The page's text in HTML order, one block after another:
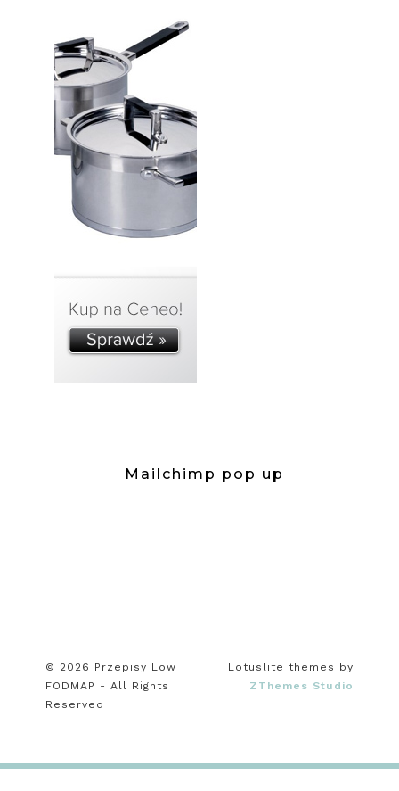
Mailchimp pop up
© 2026 Przepisy Low
FODMAP - All Rights
Reserved
Lotuslite themes by
ZThemes Studio